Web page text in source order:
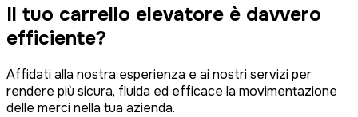
Il tuo carrello elevatore è davvero
efficiente?
Affidati alla nostra esperienza e ai nostri servizi per
rendere più sicura, fluida ed efficace la movimentazione
delle merci nella tua azienda.